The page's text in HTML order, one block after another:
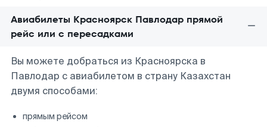
Авиабилеты Красноярск Павлодар прямой
рейс или с пересадками
Вы можете добраться из Красноярска в
Павлодар с авиабилетом в страну Казахстан
двумя способами:
прямым рейсом